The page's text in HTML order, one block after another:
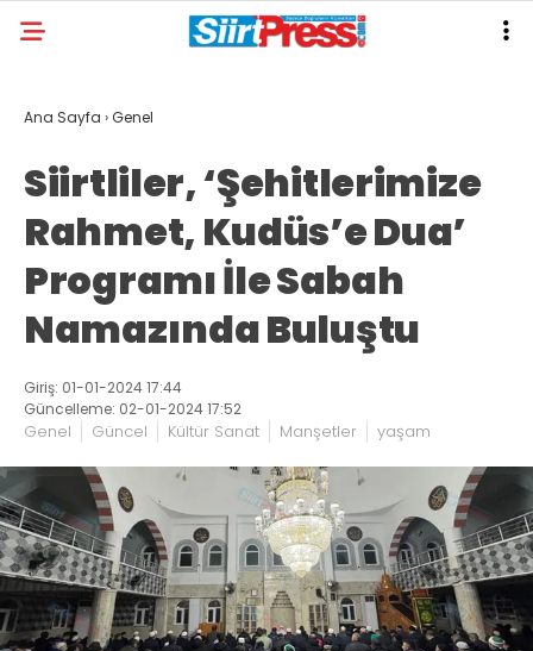
Ana Sayfa ›Genel
Siirtliler, ‘Şehitlerimize
Rahmet, Kudüs’e Dua’
Programı İle Sabah
Namazında Buluştu
Giriş: 01-01-2024 17:44
Güncelleme: 02-01-2024 17:52
Genel Güncel Kültür Sanat Manşetler yaşam